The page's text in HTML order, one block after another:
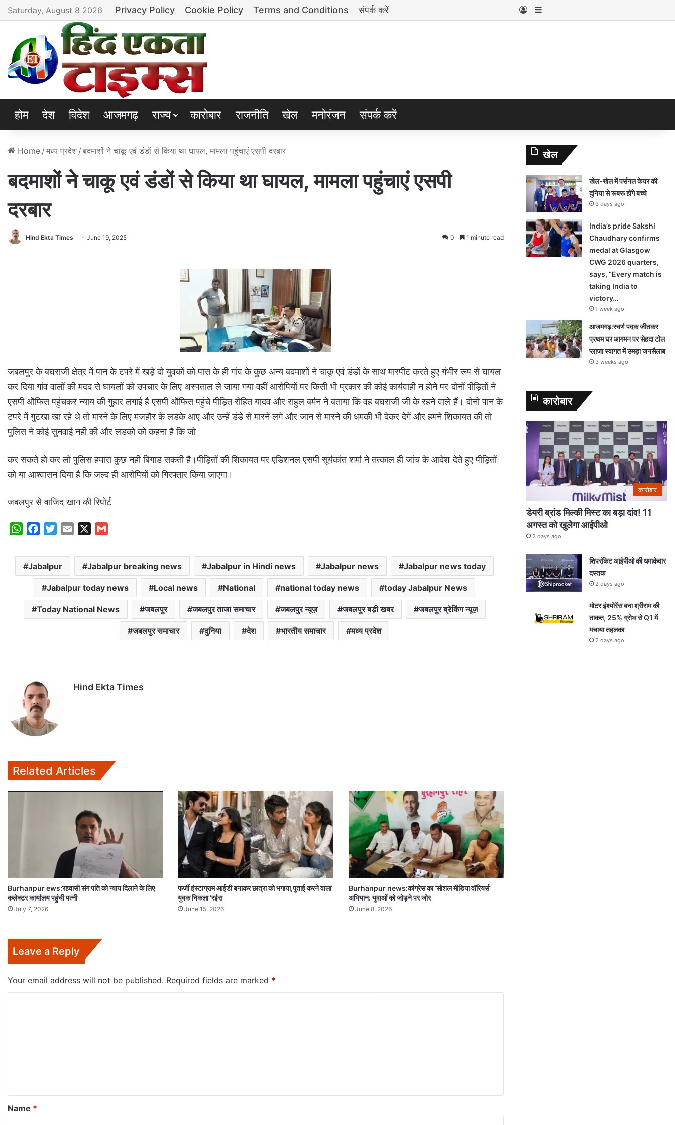
Saturday, August 8 2026 Privacy Policy Cookie Policy Terms and Conditions संपर्क करें Log InSidebar
होम देश विदेश आजमगढ़ राज्य कारोबार राजनीति खेल मनोरंजन संपर्क करें
Home / मध्य प्रदेश / बदमाशों ने चाकू एवं डंडों से किया था घायल, मामला पहुंचाएं एसपी दरबार
बदमाशों ने चाकू एवं डंडों से किया था घायल, मामला पहुंचाएं एसपी
दरबार
Hind Ekta Times June 19, 2025 0 1 minute read
जबलपुर के बघराजी क्षेत्र में पान के टपरे में खड़े दो युवकों को पास के ही गांव के कुछ अन्य बदमाशों ने चाकू एवं डंडों के साथ मारपीट करते हुए गंभीर रूप से घायल
कर दिया गांव वालों की मदद से घायलों को उपचार के लिए अस्पताल ले जाया गया वहीं आरोपियों पर किसी भी प्रकार की कोई कार्यवाही न होने पर दोनों पीड़ितों ने
एसपी ऑफिस पहुंचकर न्याय की गुहार लगाई है एसपी ऑफिस पहुंचे पीड़ित रोहित यादव और राहुल बर्मन ने बताया कि वह बघराजी जी के रहने वाले हैं। दोनो पान के
टपरे में गुटखा खा रहे थे तो मारने के लिए मजहौर के लडके आए और उन्हें डंडे से मारने लगे और जान से मारने की धमकी भी देकर देगें और हमने शिकायत की तो
पुलिस ने कोई सुनवाई नही की और लडको को कहना है कि जो
कर सकते हो कर लो पुलिस हमारा कुछ नही बिगाड सकती है।पीड़ितों की शिकायत पर एडिशनल एसपी सूर्यकांत शर्मा ने तत्काल ही जांच के आदेश देते हुए पीड़ितों
को या आश्वासन दिया है कि जल्द ही आरोपियों को गिरफ्तार किया जाएगा।
जबलपुर से वाजिद खान की रिपोर्ट
W
a
t
p
c
e
b
o
o
k
i
t
t
e
r
a
l
a
i
l
Jabalpur Jabalpur breaking news Jabalpur in Hindi news Jabalpur news Jabalpur news today
Jabalpur today news Local news National national today news today Jabalpur News
Today National News जबलपुर जबलपुर ताजा समाचार जबलपुर न्यूज़ जबलपुर बड़ी खबर जबलपुर ब्रेकिंग न्यूज़
जबलपुर समाचार दुनिया देश भारतीय समाचार मध्य प्रदेश
Hind Ekta Times
Related Articles
Burhanpur ews:रहवासी संग पति को न्याय दिलाने के लिए
कलेक्टर कार्यालय पहुंची पत्नी
July 7, 2026
फर्जी इंस्टाग्राम आईडी बनाकर छात्रा को भगाया,पुताई करने वाला
युवक निकला ‘रईस
June 15, 2026
Burhanpur news:कांग्रेस का ‘सोशल मीडिया वॉरियर्स’
अभियान: युवाओं को जोड़ने पर जोर
June 8, 2026
Leave a Reply
Your email address will not be published. Required fields are marked *
*
Name *
खेल
खेल-खेल में पर्सनल केयर की
दुनिया से रूबरू होंगे बच्चे
3 days ago
India’s pride Sakshi
Chaudhary confirms
medal at Glasgow
CWG 2026 quarters,
says, “Every match is
taking India to
victory…
1 week ago
आजमगढ़:स्वर्ण पदक जीतकर
प्रथम घर आगमन पर सेहदा टोल
प्लाजा स्वागत में उमड़ा जनसैलाब
3 weeks ago
कारोबार
कारोबार
डेयरी ब्रांड मिल्की मिस्ट का बड़ा दांव! 11
अगस्त को खुलेगा आईपीओ
2 days ago
शिपरॉकेट आईपीओ की धमाकेदार
दस्तक
2 days ago
मोटर इंश्योरेंस बना श्रीराम की
ताकत, 25% ग्रोथ से Q1 में
मचाया तहलका
2 days ago